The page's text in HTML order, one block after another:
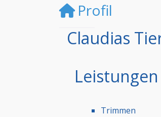
Profil
Claudias
Leistungen
Trimmen